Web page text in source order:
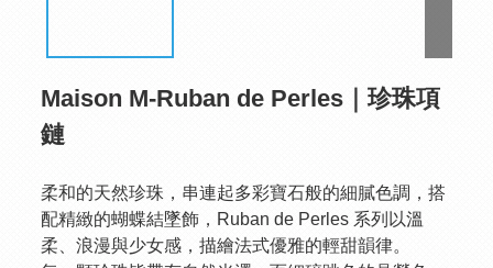
Maison M-Ruban de Perles｜珍珠項
鏈
柔和的天然珍珠，串連起多彩寶石般的細膩色調，搭
配精緻的蝴蝶結墜飾，Ruban de Perles 系列以溫
柔、浪漫與少女感，描繪法式優雅的輕甜韻律。